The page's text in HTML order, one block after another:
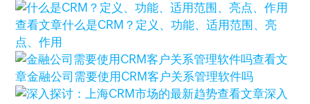
查看文章什么是CRM？定义、功能、适用范围、亮
点、作用
查看文
章金融公司需要使用CRM客户关系管理软件吗
查看文章深入